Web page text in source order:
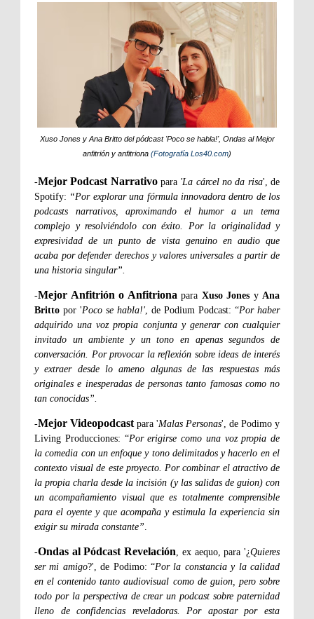
Xuso Jones y Ana Britto del pódcast 'Poco se habla!', Ondas al Mejor
anfitrión y anfitriona (Fotografía Los40.com)
-Mejor Podcast Narrativopara 'La cárcel no da risa', de
Spotify: “Por explorar una fórmula innovadora dentro de los
podcasts narrativos, aproximando el humor a un tema
complejo y resolviéndolo con éxito. Por la originalidad y
expresividad de un punto de vista genuino en audio que
acaba por defender derechos y valores universales a partir de
una historia singular”.
-Mejor Anfitrión o Anfitriona para Xuso Jones y Ana
Britto por 'Poco se habla!' , de Podium Podcast: “Por haber
adquirido una voz propia conjunta y generar con cualquier
invitado un ambiente y un tono en apenas segundos de
conversación. Por provocar la reflexión sobre ideas de interés
y extraer desde lo ameno algunas de las respuestas más
originales e inesperadas de personas tanto famosas como no
tan conocidas”.
-Mejor Videopodcast para 'Malas Personas', de Podimo y
Living Producciones: “Por erigirse como una voz propia de
la comedia con un enfoque y tono delimitados y hacerlo en el
contexto visual de este proyecto. Por combinar el atractivo de
la propia charla desde la incisión (y las salidas de guion) con
un acompañamiento visual que es totalmente comprensible
para el oyente y que acompaña y estimula la experiencia sin
exigir su mirada constante”
-Ondas al Pódcast Revelación , ex aequo, para '¿Quieres
ser mi amigo?', de Podimo: “Por la constancia y la calidad
en el contenido tanto audiovisual como de guion, pero sobre
todo por la perspectiva de crear un podcast sobre paternidad
lleno de confidencias reveladoras. Por apostar por esta